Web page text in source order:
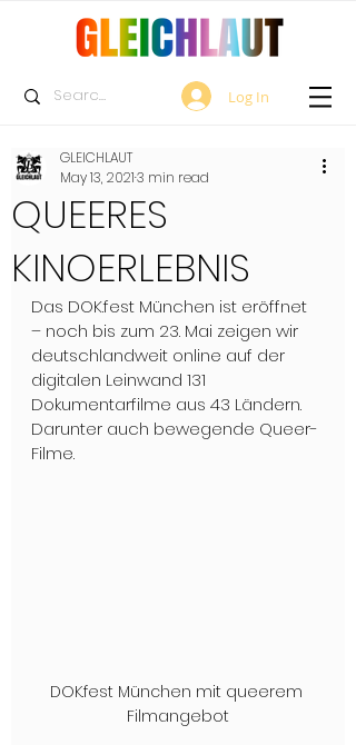
Log In
QUEERES
KINOERLEBNIS
GLEICHLAUT
May 13, 20213 min read
Das DOK.fest München ist eröffnet
– noch bis zum 23. Mai zeigen wir
deutschlandweit online auf der
digitalen Leinwand 131
Dokumentarfilme aus 43 Ländern.
Darunter auch bewegende Queer-
Filme.
DOK.fest München mit queerem
Filmangebot